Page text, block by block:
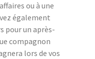
ou à une
également
pour un après-
compagnon
lors de vos